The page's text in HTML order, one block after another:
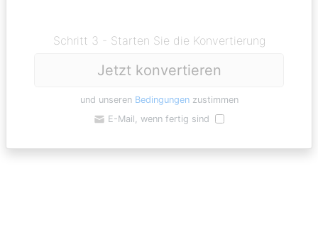
Schritt 3 - Starten Sie die Konvertierung
Jetzt konvertieren
und unseren Bedingungenzustimmen
E-Mail, wenn fertig sind